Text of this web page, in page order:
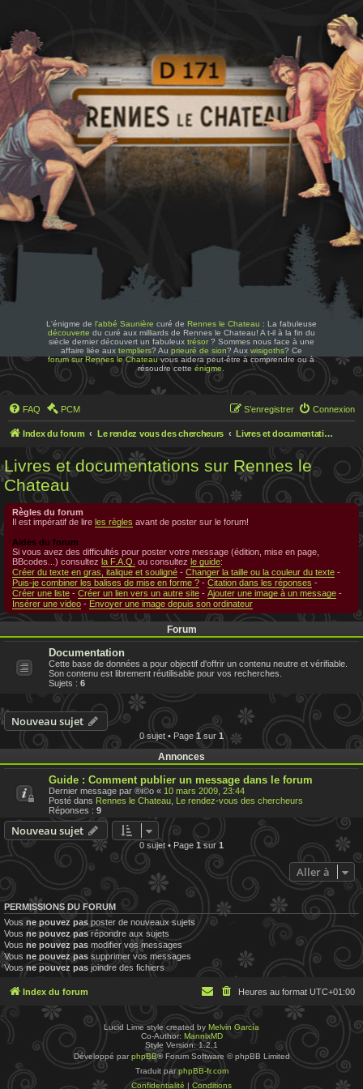
L'énigme de l'abbé Saunière curé de Rennes le Chateau : La fabuleuse
découverte du curé aux milliards de Rennes le Chateau! A t-il à la fin du
siècle dernier découvert un fabuleux trésor? Sommes nous face à une
affaire liée aux templiers? Au prieuré de sion? Aux wisigoths? Ce
forum sur Rennes le Chateauvous aidera peut-être à comprendre ou à
résoudre cetteénigme
FAQ PCM Connexion
S’enregistrer
Index du forum Le rendez vous des chercheurs Livres et documentations sur Rennes le Chateau
Livres et documentations sur Rennes le
Chateau
Règles du forum
Il est impératif de lire les règles avant de poster sur le forum!
Aides du forum
Si vous avez des difficultés pour poster votre message (édition, mise en page,
BBcodes...) consultez la F.A.Q. ou consultez le guide:
Créer du texte en gras, italique et souligné - Changer la taille ou la couleur du texte -
Puis-je combiner les balises de mise en forme ? - Citation dans les réponses -
Créer une liste - Créer un lien vers un autre site - Ajouter une image à un message -
Insérer une video - Envoyer une image depuis son ordinateur
Forum
Documentation
Cette base de données a pour objectif d'offrir un contenu neutre et vérifiable.
Son contenu est librement réutilisable pour vos recherches.
Sujets : 6
Nouveau sujet
0 sujet • Page 1sur 1
Annonces
Guide : Comment publier un message dans le forum
Dernier message par ®i©o « 10 mars 2009, 23:44
Posté dans Rennes le Chateau, Le rendez-vous des chercheurs
Réponses : 9
Nouveau sujet
0 sujet • Page 1sur1
Aller à
PERMISSIONS DU FORUM
Vous ne pouvez pas poster de nouveaux sujets
Vous ne pouvez pasrépondre aux sujets
Vous ne pouvez pas modifier vos messages
Vous ne pouvez pas supprimer vos messages
Vousne pouvez pas joindre des fichiers
Index du forum Heures au format UTC+01:00
Lucid Lime style created by Melvin García
Co-Author: MannixMD
Style Version: 1.2.1
Développé par phpBB® Forum Software © phpBB Limited
Traduit parphpBB-fr.com
Confidentialité | Conditions